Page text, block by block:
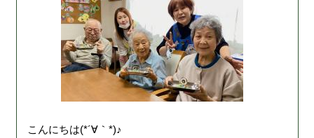
こんにちは(*´∀｀*)♪